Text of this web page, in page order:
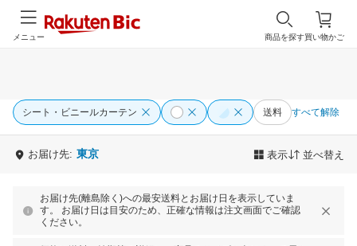
買い物かご
商品を探す
メニュー
シート・ビニールカーテン 送料 すべて解除
お届け先: 東京 表示 並べ替え
お届け先(離島除く)への最安送料とお届け日を表示していま
す。 お届け日は目安のため、正確な情報は注文画面でご確認
ください。